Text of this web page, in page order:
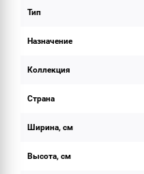
Тип
Назначение
Коллекция
Страна
Ширина, см
Высота, см